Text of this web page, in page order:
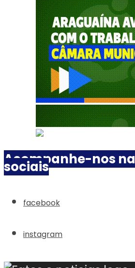
Acompanhe-nos
sociais
facebook
instagram